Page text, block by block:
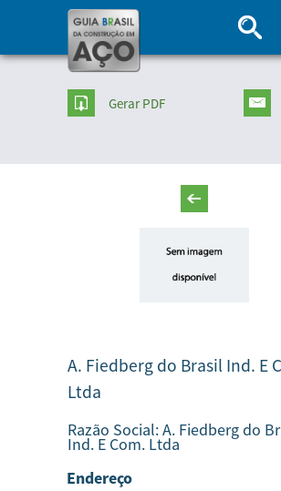
Gerar PDF
A. Fiedberg do Brasil Ind. E
Ltda
Razão Social:A. Fiedberg do
Ind. E Com. Ltda
Endereço